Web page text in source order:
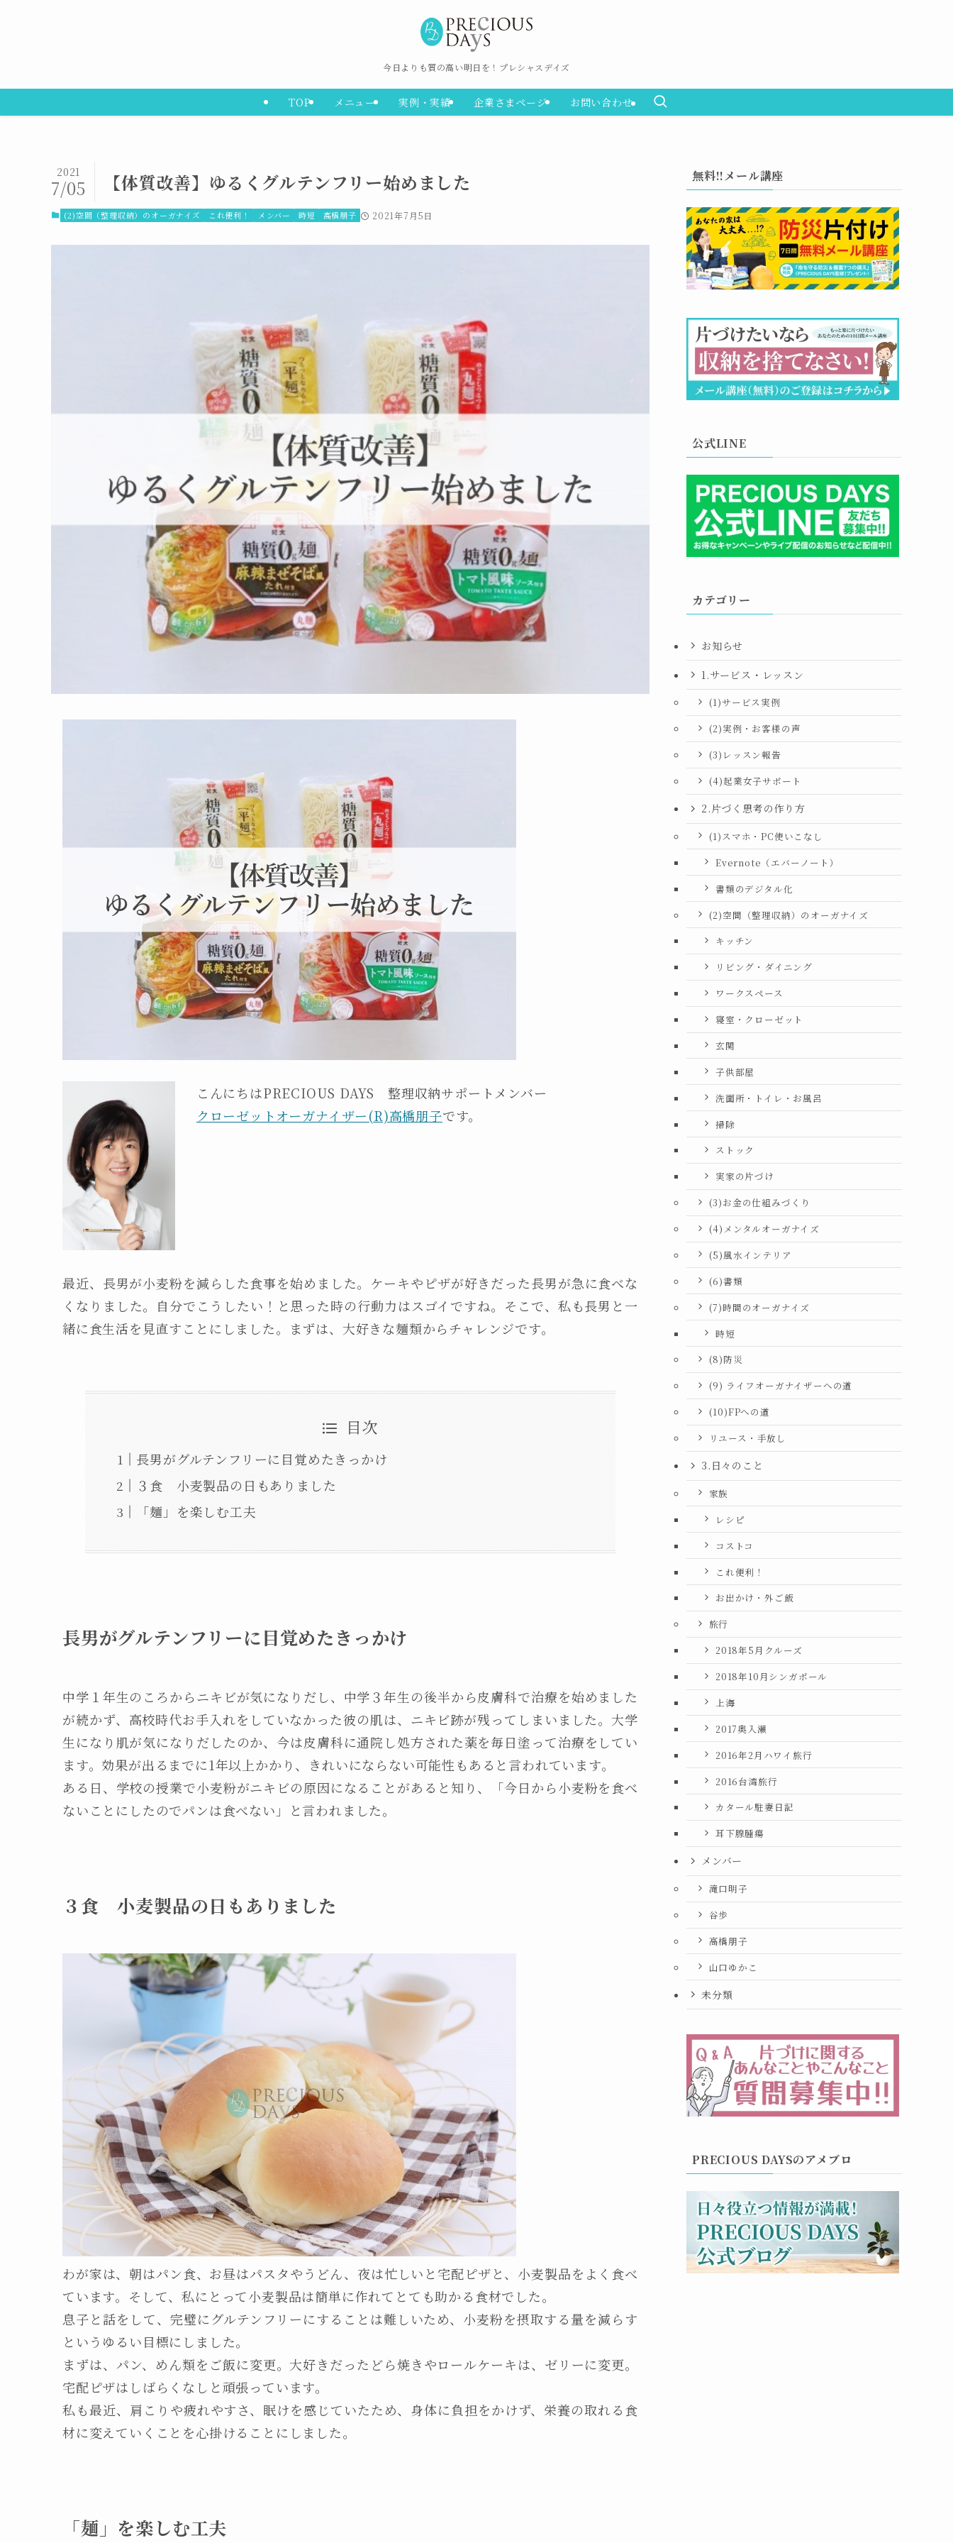
今日よりも質の高い明日を！プレシャスデイズ
TOP メニュー 実例・実績 企業さまページ お問い合わせ
【体質改善】ゆるくグルテンフリー始めました
2021
7/05
(2)空間（整理収納）のオーガナイズ これ便利！ メンバー 時短 高橋朋子 2021年7月5日
こんにちはPRECIOUS DAYS 整理収納サポートメンバー
クローゼットオーガナイザー(R)高橋朋子です。
最近、長男が小麦粉を減らした食事を始めました。ケーキやピザが好きだった長男が急に食べな
くなりました。自分でこうしたい！と思った時の行動力はスゴイですね。そこで、私も長男と一
緒に食生活を見直すことにしました。まずは、大好きな麺類からチャレンジです。
目次
長男がグルテンフリーに目覚めたきっかけ
３食 小麦製品の日もありました
「麺」を楽しむ工夫
長男がグルテンフリーに目覚めたきっかけ
中学１年生のころからニキビが気になりだし、中学３年生の後半から皮膚科で治療を始めました
が続かず、高校時代お手入れをしていなかった彼の肌は、ニキビ跡が残ってしまいました。大学
生になり肌が気になりだしたのか、今は皮膚科に通院し処方された薬を毎日塗って治療をしてい
ます。効果が出るまでに1年以上かかり、きれいにならない可能性もあると言われています。
ある日、学校の授業で小麦粉がニキビの原因になることがあると知り、「今日から小麦粉を食べ
ないことにしたのでパンは食べない」と言われました。
３食 小麦製品の日もありました
わが家は、朝はパン食、お昼はパスタやうどん、夜は忙しいと宅配ピザと、小麦製品をよく食べ
ています。そして、私にとって小麦製品は簡単に作れてとても助かる食材でした。
息子と話をして、完璧にグルテンフリーにすることは難しいため、小麦粉を摂取する量を減らす
というゆるい目標にしました。
まずは、パン、めん類をご飯に変更。大好きだったどら焼きやロールケーキは、ゼリーに変更。
宅配ピザはしばらくなしと頑張っています。
私も最近、肩こりや疲れやすさ、眠けを感じていたため、身体に負担をかけず、栄養の取れる食
材に変えていくことを心掛けることにしました。
「麺」を楽しむ工夫
無料!!メール講座
公式LINE
カテゴリー
お知らせ
1.サービス・レッスン
(1)サービス実例
(2)実例・お客様の声
(3)レッスン報告
(4)起業女子サポート
2.片づく思考の作り方
(1)スマホ・PC使いこなし
Evernote（エバーノート）
書類のデジタル化
(2)空間（整理収納）のオーガナイズ
キッチン
リビング・ダイニング
ワークスペース
寝室・クローゼット
玄関
子供部屋
洗面所・トイレ・お風呂
掃除
ストック
実家の片づけ
(3)お金の仕組みづくり
(4)メンタルオーガナイズ
(5)風水インテリア
(6)書類
(7)時間のオーガナイズ
時短
(8)防災
(9) ライフオーガナイザーへの道
(10)FPへの道
リユース・手放し
3.日々のこと
家族
レシピ
コストコ
これ便利！
お出かけ・外ご飯
旅行
2018年5月クルーズ
2018年10月シンガポール
上海
2017奥入瀬
2016年2月ハワイ旅行
2016台湾旅行
カタール駐妻日記
耳下腺腫瘍
メンバー
滝口明子
谷歩
高橋朋子
山口ゆかこ
未分類
PRECIOUS DAYSのアメブロ